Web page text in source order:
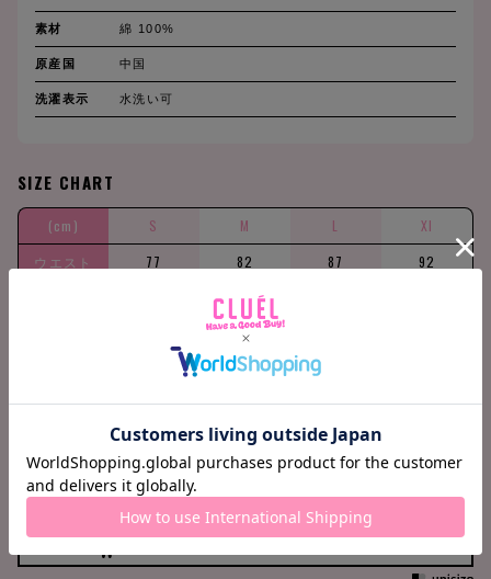
素材 綿 100%
原産国 中国
洗濯表示 水洗い可
SIZE CHART
(cm) S M L
Xl
ウエスト
77 82 87
92
109
33
73
わたり
35.5 37.25 38.75
40
22 22.5 23
158cm / 51kg M Find your size